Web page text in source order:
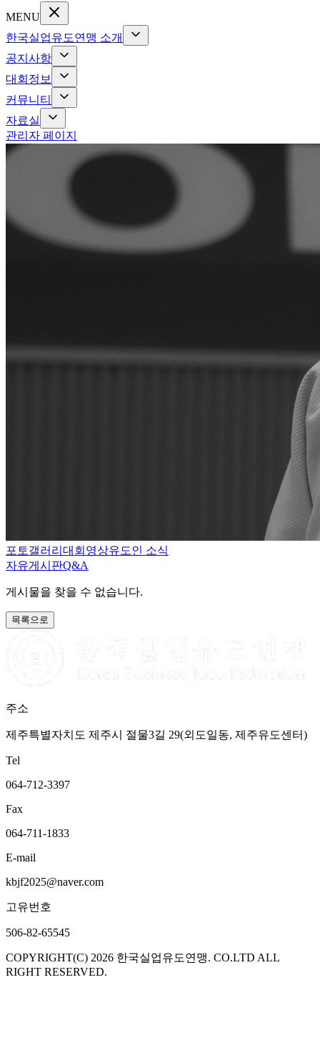
MENU
한국실업유도연맹 소개
공지사항
대회정보
커뮤니티
자료실
관리자 페이지
포토갤러리 대회영상유도인 소식
자유게시판Q&A
게시물을 찾을 수 없습니다.
목록으로
주소
제주특별자치도 제주시 절물3길 29(외도일동, 제주유도센터)
Tel
064-712-3397
Fax
064-711-1833
E-mail
kbjf2025@naver.com
고유번호
506-82-65545
COPYRIGHT(C) 2026 한국실업유도연맹. CO.LTD ALL
RIGHT RESERVED.